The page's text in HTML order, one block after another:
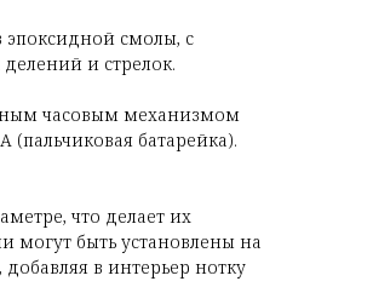
эпоксидной смолы, с
и стрелок.
часовым механизмом
батарейка).
что делает их
быть установлены на
в интерьер нотку